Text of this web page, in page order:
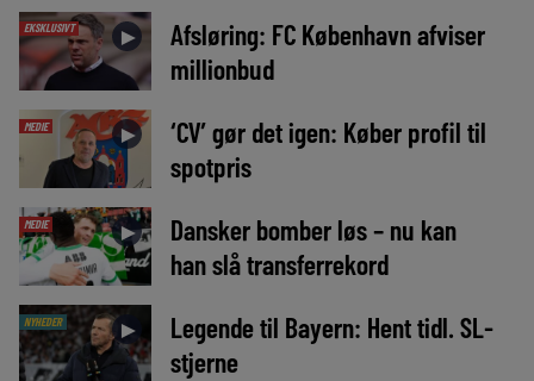
EKSKLUSIVT ►
Afsløring: FC København afviser
millionbud
MEDIE ►
‘CV’ gør det igen: Køber profil til
spotpris
MEDIE ►
Dansker bomber løs – nu kan
han slå transferrekord
NYHEDER ►
Legende til Bayern: Hent tidl. SL-
stjerne